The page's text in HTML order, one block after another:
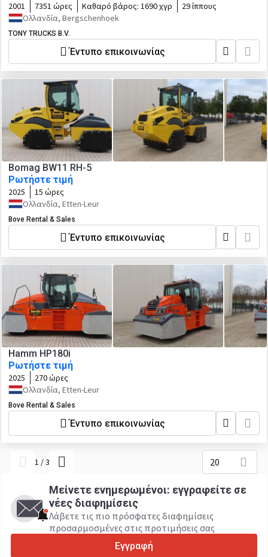
2001 7351 ώρες Καθαρό βάρος: 1690 χγρ
29 ίππους
Ολλανδία, Bergschenhoek
TONY TRUCKS B.V.
Έντυπο επικοινωνίας
Bomag BW11 RH-5
Ρωτήστε τιμή
2025
15 ώρες
Ολλανδία, Etten-Leur
Bove Rental & Sales
Έντυπο επικοινωνίας
Hamm HP180i
Ρωτήστε τιμή
2025
270 ώρες
Ολλανδία, Etten-Leur
Bove Rental & Sales
Έντυπο επικοινωνίας
1 /3 20
Μείνετε ενημερωμένοι: εγγραφείτε σε
νέες διαφημίσεις
Λάβετε τις πιο πρόσφατες διαφημίσεις
προσαρμοσμένες στις προτιμήσεις σας
Εγγραφή